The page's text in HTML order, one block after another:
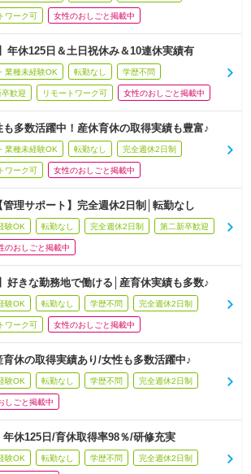
ワーク可 女性のおしごと掲載中
休125日＆土日祝休み＆10連休実績有
業種未経験OK 転勤なし 学歴不問
歓迎 リモートワーク可 女性のおしごと掲載中
多数活躍中！産休育休の取得実績も豊富♪
業種未経験OK 転勤なし 完全週休2日制
ワーク可 女性のおしごと掲載中
理サポート】完全週休2日制│転勤なし
験OK 転勤なし 完全週休2日制 第二新卒歓迎
のおしごと掲載中
きな勤務地で働ける│産育休実績も多数♪
験OK 転勤なし 学歴不問 完全週休2日制
ワーク可 女性のおしごと掲載中
休の取得実績あり/女性も多数活躍中♪
験OK 転勤なし 学歴不問 完全週休2日制
しごと掲載中
休125日/育休取得率98％/研修充実
験OK 転勤なし 学歴不問 完全週休2日制